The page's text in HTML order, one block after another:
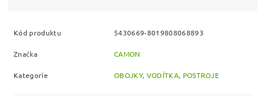
Kód produktu 5430669-8019808068893
Značka CAMON
Kategorie OBOJKY, VODÍTKA, POSTROJE